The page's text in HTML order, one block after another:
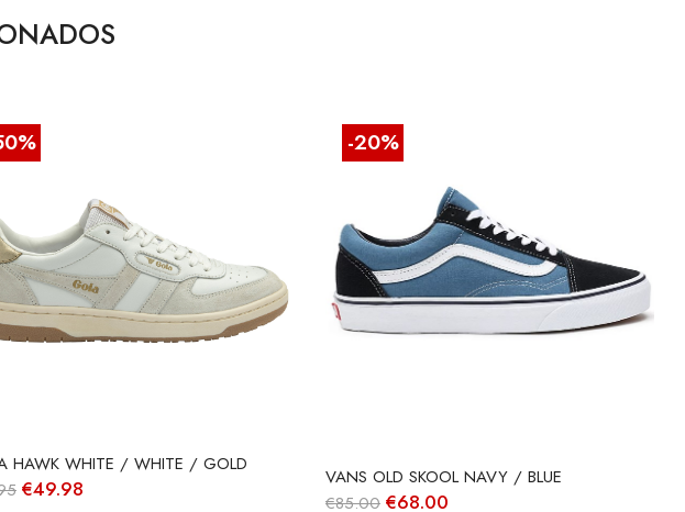
HAWK WHITE / WHITE / GOLD
O
€49.98
-20%
VANS OLD SKOOL NAVY / BLUE
€85.00 O
€68.00